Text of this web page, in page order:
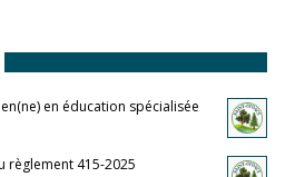
en éducation spécialisée
règlement 415-2025